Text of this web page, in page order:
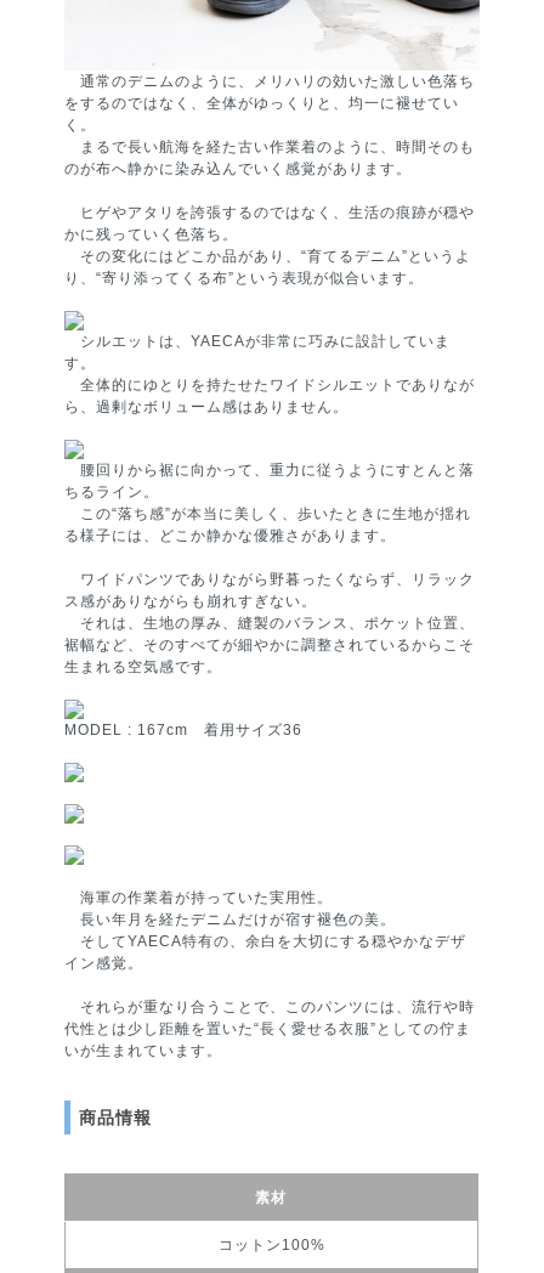
通常のデニムのように、メリハリの効いた激しい色落ち
をするのではなく、全体がゆっくりと、均一に褪せてい
く。
まるで長い航海を経た古い作業着のように、時間そのも
のが布へ静かに染み込んでいく感覚があります。
ヒゲやアタリを誇張するのではなく、生活の痕跡が穏や
かに残っていく色落ち。
その変化にはどこか品があり、“育てるデニム”というよ
り、“寄り添ってくる布”という表現が似合います。
シルエットは、YAECAが非常に巧みに設計していま
す。
全体的にゆとりを持たせたワイドシルエットでありなが
ら、過剰なボリューム感はありません。
腰回りから裾に向かって、重力に従うようにすとんと落
ちるライン。
この“落ち感”が本当に美しく、歩いたときに生地が揺れ
る様子には、どこか静かな優雅さがあります。
ワイドパンツでありながら野暮ったくならず、リラック
ス感がありながらも崩れすぎない。
それは、生地の厚み、縫製のバランス、ポケット位置、
裾幅など、そのすべてが細やかに調整されているからこそ
生まれる空気感です。
MODEL : 167cm 着用サイズ36
海軍の作業着が持っていた実用性。
長い年月を経たデニムだけが宿す褪色の美。
そしてYAECA特有の、余白を大切にする穏やかなデザ
イン感覚。
それらが重なり合うことで、このパンツには、流行や時
代性とは少し距離を置いた“長く愛せる衣服”としての佇ま
いが生まれています。
商品情報
素材
コットン100%